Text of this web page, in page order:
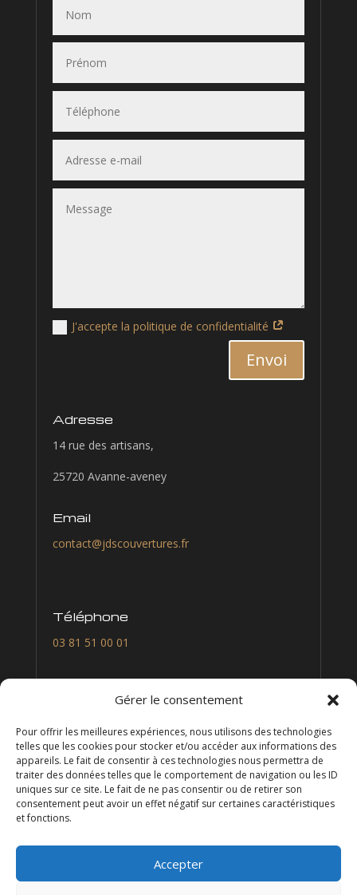
Gérer le consentement
Pour offrir les meilleures expériences, nous utilisons des technologies
telles que les cookies pour stocker et/ou accéder aux informations des
appareils. Le fait de consentir à ces technologies nous permettra de
traiter des données telles que le comportement de navigation ou les ID
uniques sur ce site. Le fait de ne pas consentir ou de retirer son
consentement peut avoir un effet négatif sur certaines caractéristiques
et fonctions.
Accepter
J'accepte la politique de confidentialité
Envoi
Adresse
14 rue des artisans,
25720 Avanne-aveney
Email
contact@jdscouvertures.fr
Téléphone
03 81 51 00 01
Nous suivre